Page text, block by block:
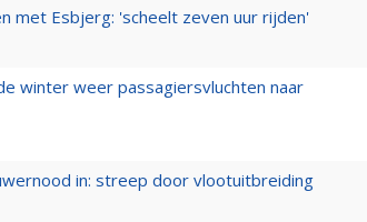
met Esbjerg: 'scheelt zeven uur rijden'
winter weer passagiersvluchten naar
in: streep door vlootuitbreiding